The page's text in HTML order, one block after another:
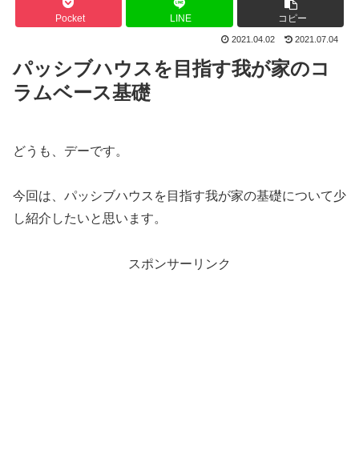
Pocket LINE コピー
2021.04.02 2021.07.04
パッシブハウスを目指す我が家のコ
ラムベース基礎
どうも、デーです。
今回は、パッシブハウスを目指す我が家の基礎について少
し紹介したいと思います。
スポンサーリンク